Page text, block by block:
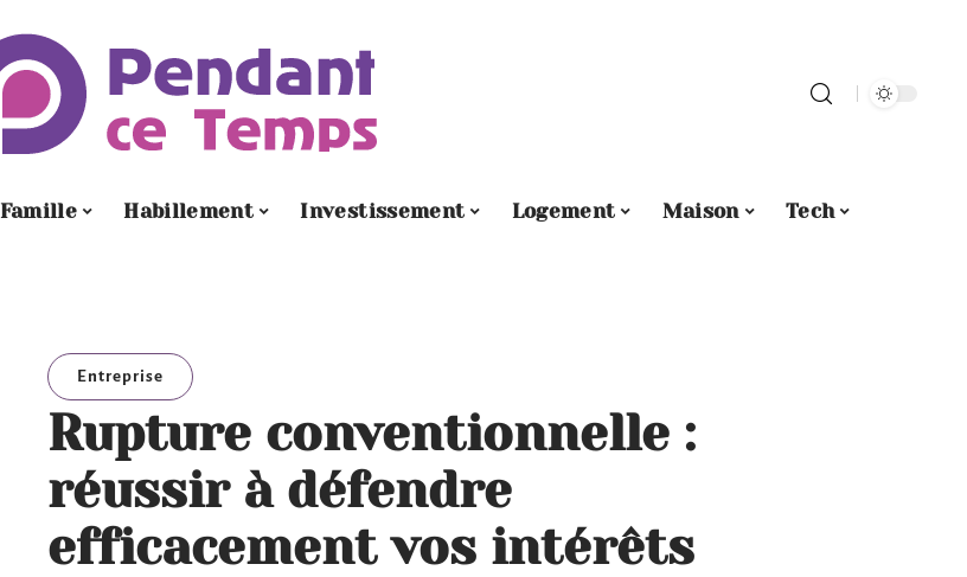
Famille Habillement Investissement Logement Maison
Tech
Entreprise
Rupture conventionnelle :
réussir à défendre
efficacement vos intérêts